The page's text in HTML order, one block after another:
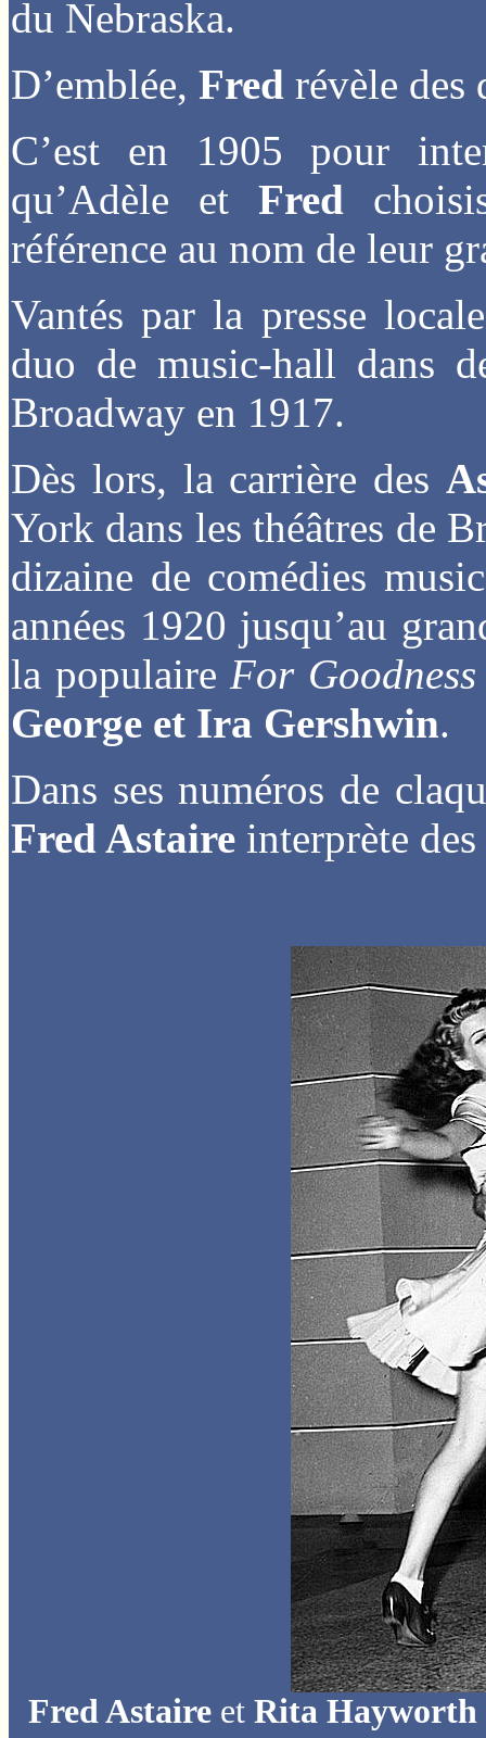
du Nebraska.
D’emblée, Fred révèle des
C’est en 1905 pour
qu’Adèle et Fred
référence au nom de leur
Vantés par la presse
duo de music-hall dans
Broadway en 1917.
Dès lors, la carrière des
York dans les théâtres de
dizaine de comédies
années 1920 jusqu’au
la populaire For Goodness
George et Ira Gershwin.
Dans ses numéros de
Fred Astaire interprète
Fred Astaireet Rita Hayworth